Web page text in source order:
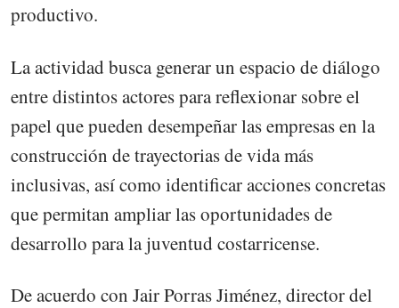
productivo.
La actividad busca generar un espacio de diálogo
entre distintos actores para reflexionar sobre el
papel que pueden desempeñar las empresas en la
construcción de trayectorias de vida más
inclusivas, así como identificar acciones concretas
que permitan ampliar las oportunidades de
desarrollo para la juventud costarricense.
De acuerdo con Jair Porras Jiménez, director del